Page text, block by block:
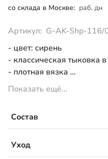
со склада в Москве: раб. дн
Артикул: G-AK-Shp-116/
- цвет: сирень
- классическая тыковка
- плотная вязка
- примерный
Показать ещё...
Состав
50% шерсть, 50% акрил
Уход